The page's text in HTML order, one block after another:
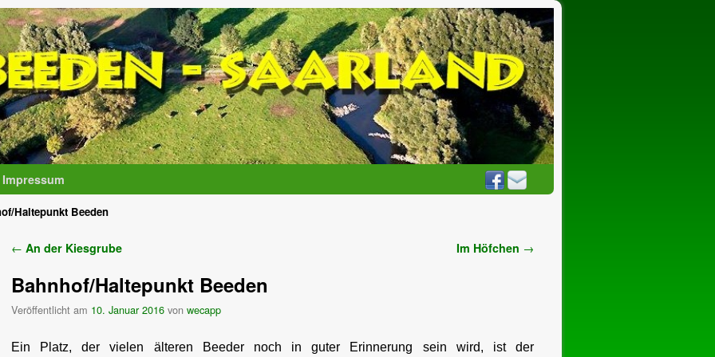
Impressum
Haltepunkt Beeden
Artikelnavigation
← An der Kiesgrube Im Höfchen →
Bahnhof/Haltepunkt Beeden
Veröffentlicht am 10. Januar 2016 von wecapp
Ein Platz, der vielen älteren Beeder noch in guter Erinnerung sein wird, ist der